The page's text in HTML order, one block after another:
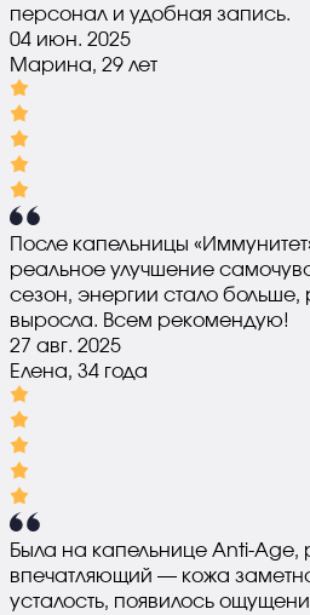
персонал и удобная запись.
04 июн. 2025
Марина, 29 лет
После капельницы
реальное улучшение
сезон, энергии стало
выросла. Всем рекомендую!
27 авг. 2025
Елена, 34 года
Была на капельнице Anti-Age,
впечатляющий — кожа
усталость, появилось